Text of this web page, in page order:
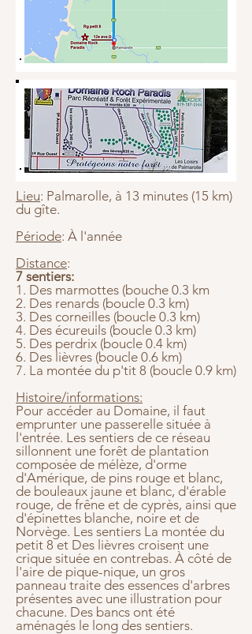
Lieu: Palmarolle, à 13 minutes (15 km)
du gîte.
Période: À l'année
Distance:
7 sentiers:
1. Des marmottes (bouche 0.3 km
2. Des renards (boucle 0.3 km)
3. Des corneilles (boucle 0.3 km)
4. Des écureuils (boucle 0.3 km)
5. Des perdrix (boucle 0.4 km)
6. Des lièvres (boucle 0.6 km)
7. La montée du p'tit 8 (boucle 0.9 km)
Histoire/informations:
Pour accéder au Domaine, il faut
emprunter une passerelle située à
l'entrée. Les sentiers de ce réseau
sillonnent une forêt de plantation
composée de mélèze, d'orme
d'Amérique, de pins rouge et blanc,
de bouleaux jaune et blanc, d'érable
rouge, de frêne et de cyprès, ainsi que
d'épinettes blanche, noire et de
Norvège. Les sentiers La montée du
petit 8 et Des lièvres croisent une
crique située en contrebas. À côté de
l'aire de pique-nique, un gros
panneau traite des essences d'arbres
présentes avec une illustration pour
chacune. Des bancs ont été
aménagés le long des sentiers.